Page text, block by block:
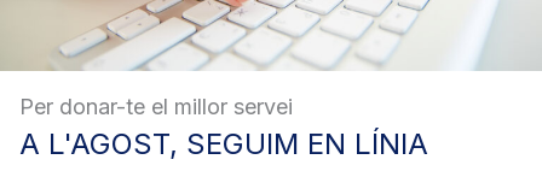
Per donar-te el millor servei
A L'AGOST, SEGUIM EN LÍNIA